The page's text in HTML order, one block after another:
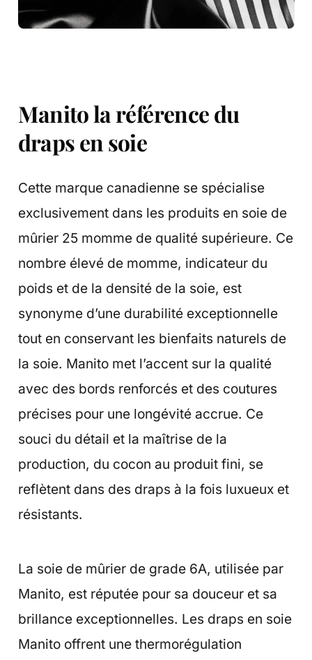
Manito la référence du
draps en soie
Cette marque canadienne se spécialise
exclusivement dans les produits en soie de
mûrier 25 momme de qualité supérieure. Ce
nombre élevé de momme, indicateur du
poids et de la densité de la soie, est
synonyme d’une durabilité exceptionnelle
tout en conservant les bienfaits naturels de
la soie. Manito met l’accent sur la qualité
avec des bords renforcés et des coutures
précises pour une longévité accrue. Ce
souci du détail et la maîtrise de la
production, du cocon au produit fini, se
reflètent dans des draps à la fois luxueux et
résistants.
La soie de mûrier de grade 6A, utilisée par
Manito, est réputée pour sa douceur et sa
brillance exceptionnelles. Les draps en soie
Manito offrent une thermorégulation